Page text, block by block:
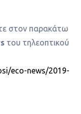
στον παρακάτω
του τηλεοπτικού
eco-news/2019-